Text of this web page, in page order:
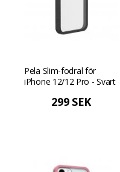
Pela Slim-fodral för
iPhone 12/12 Pro - Svart
299 SEK